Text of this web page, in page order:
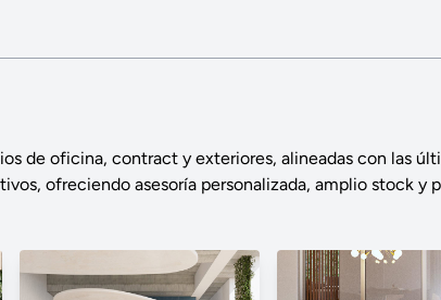
de oficina, contract y exteriores, alineadas con las
ofreciendo asesoría personalizada, amplio stock